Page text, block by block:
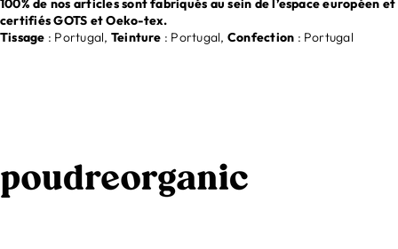
100% de nos articles sont fabriqués au sein de l’espace européen et
certifiés GOTS et Oeko-tex.
Tissage : Portugal, Teinture : Portugal, Confection : Portugal